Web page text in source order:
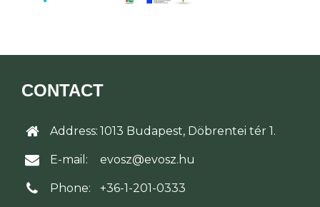
CONTACT
Address: 1013 Budapest, Döbrentei tér 1.
E-mail: evosz@evosz.hu
Phone: +36-1-201-0333